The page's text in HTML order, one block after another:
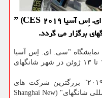
به گزارش لیدی شال نمایشگاه ˮسی. ای. اِس آسیا ۲۰۱۹ ˮ (CES
نمایشگاه "سی. ای. اِس آسیا
۲۰۱۹ " (CES Asia ۲۰۱۹) در تاریخ ۱۱ تا ۱۳ ژوئن در شهر شانگهای
طی نمایشگاه "سی. ای. اِس آسیا ۲۰۱۹" بزرگترین شركت های
خودروسازی در"مركز نمایشگاه بین المللی شانگهای" (Shanghai New